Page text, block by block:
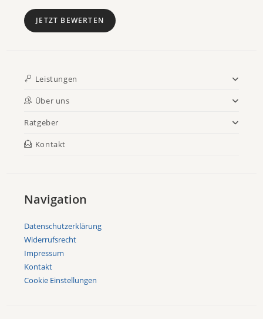
JETZT BEWERTEN
Leistungen
Über uns
Ratgeber
Kontakt
Navigation
Datenschutzerklärung
Widerrufsrecht
Impressum
Kontakt
Cookie Einstellungen